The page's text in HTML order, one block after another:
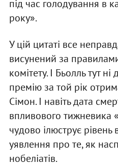
під час голодування в
року».
У цій цитаті все
висунений за
комітету. І Бьолль тут ні
премію за той рік
Сімон. І навіть дата
впливового тижневика
чудово ілюструє
уявлення про те, як
нобеліатів.